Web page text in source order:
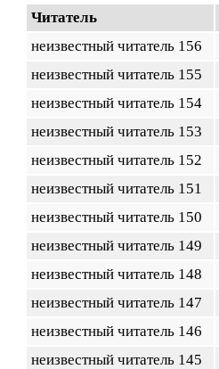
Читатель
неизвестный читатель 156
неизвестный читатель 155
неизвестный читатель 154
неизвестный читатель 153
неизвестный читатель 152
неизвестный читатель 151
неизвестный читатель 150
неизвестный читатель 149
неизвестный читатель 148
неизвестный читатель 147
неизвестный читатель 146
неизвестный читатель 145